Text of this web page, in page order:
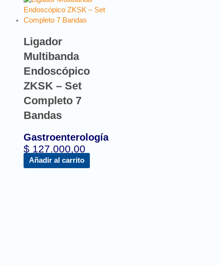
Ligador
Multibanda
Endoscópico
ZKSK – Set
Completo 7
Bandas
Gastroenterología
$ 127.000,00
Añadir al carrito